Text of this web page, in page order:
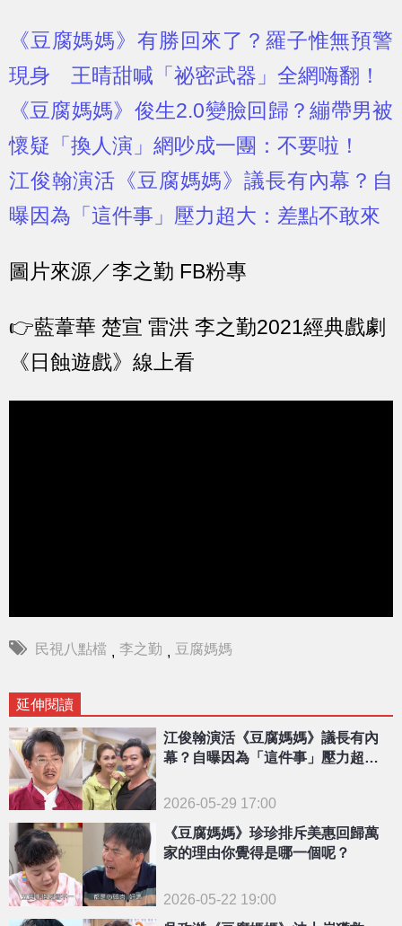
《豆腐媽媽》有勝回來了？羅子惟無預警
現身 王晴甜喊「祕密武器」全網嗨翻！
《豆腐媽媽》俊生2.0變臉回歸？繃帶男被
懷疑「換人演」網吵成一團：不要啦！
江俊翰演活《豆腐媽媽》議長有內幕？自
曝因為「這件事」壓力超大：差點不敢來
圖片來源／李之勤 FB粉專
👉藍葦華 楚宣 雷洪 李之勤2021經典戲劇
《日蝕遊戲》線上看
民視八點檔 , 李之勤 , 豆腐媽媽
延伸閱讀
江俊翰演活《豆腐媽媽》議長有內
幕？自曝因為「這件事」壓力超
2026-05-29 17:00
《豆腐媽媽》珍珍排斥美惠回歸萬
家的理由你覺得是哪一個呢？
2026-05-22 19:00